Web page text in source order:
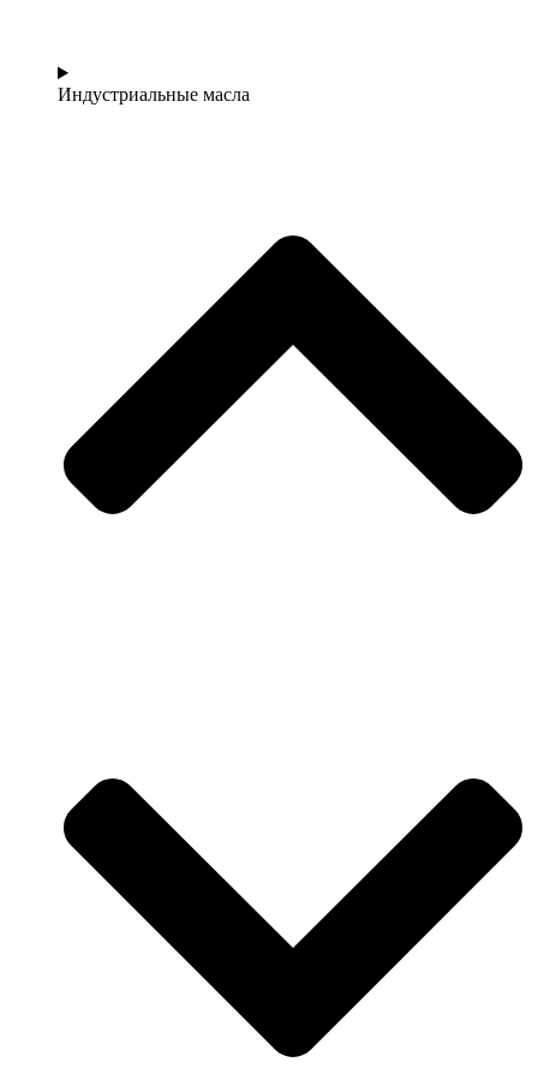
Индустриальные масла